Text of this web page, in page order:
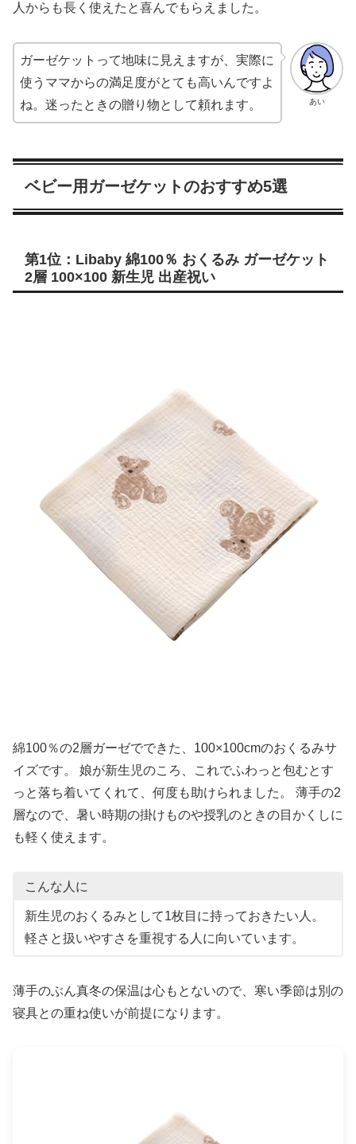
人からも長く使えたと喜んでもらえました。
あい
ガーゼケットって地味に見えますが、実際に
使うママからの満足度がとても高いんですよ
ね。迷ったときの贈り物として頼れます。
ベビー用ガーゼケットのおすすめ5選
第1位：Libaby 綿100％ おくるみ ガーゼケット
2層 100×100 新生児 出産祝い
綿100％の2層ガーゼでできた、100×100cmのおくるみサ
イズです。 娘が新生児のころ、これでふわっと包むとす
っと落ち着いてくれて、何度も助けられました。 薄手の2
層なので、暑い時期の掛けものや授乳のときの目かくしに
も軽く使えます。
こんな人に
新生児のおくるみとして1枚目に持っておきたい人。
軽さと扱いやすさを重視する人に向いています。
薄手のぶん真冬の保温は心もとないので、寒い季節は別の
寝具との重ね使いが前提になります。